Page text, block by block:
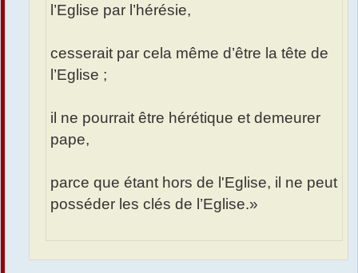
l’Eglise par l’hérésie,
cesserait par cela même d’être la tête de
l’Eglise ;
il ne pourrait être hérétique et demeurer
pape,
parce que étant hors de l'Eglise, il ne peut
posséder les clés de l’Eglise.»